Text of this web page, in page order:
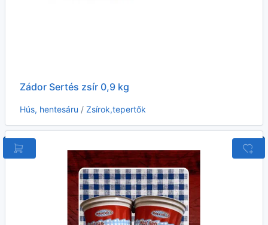
Zádor Sertés zsír 0,9 kg
Hús, hentesáru / Zsírok,tepertők